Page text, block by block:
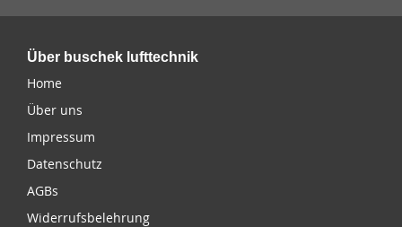
Über buschek lufttechnik
Home
Über uns
Impressum
Datenschutz
AGBs
Widerrufsbelehrung